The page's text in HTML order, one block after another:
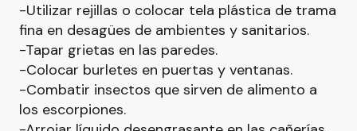
-Utilizar rejillas o colocar tela plástica de trama
fina en desagües de ambientes y sanitarios.
-Tapar grietas en las paredes.
-Colocar burletes en puertas y ventanas.
-Combatir insectos que sirven de alimento a
los escorpiones.